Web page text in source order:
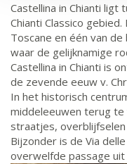
Castellina in Chianti ligt
Chianti Classico
Toscane en één van
waar de gelijknamige
Castellina in Chianti is
de zevende eeuw v.
In het historisch
middeleeuwen terug te
straatjes,
Bijzonder is de Via
overwelfde passage